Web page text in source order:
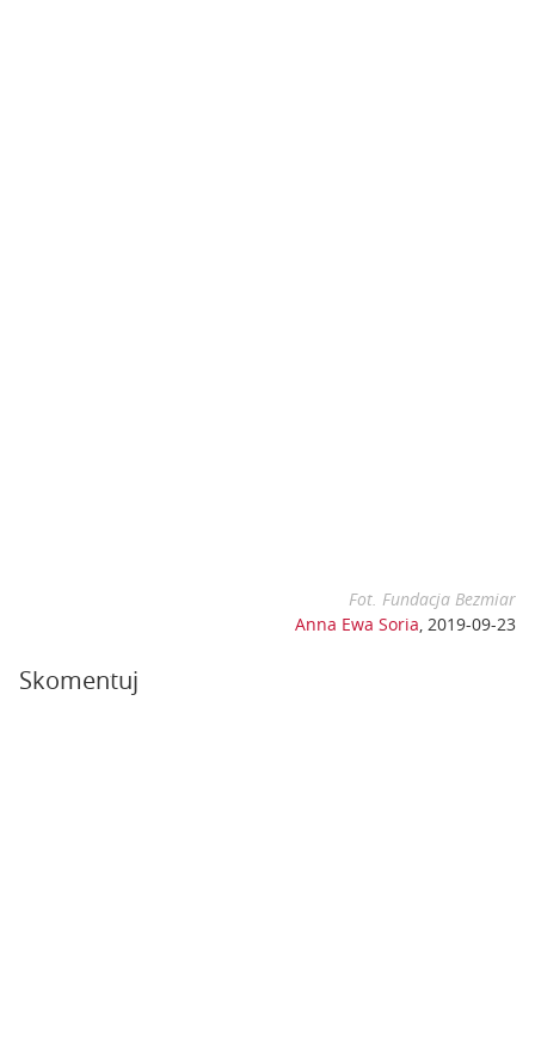
Fot. Fundacja Bezmiar
Anna Ewa Soria, 2019-09-23
Skomentuj